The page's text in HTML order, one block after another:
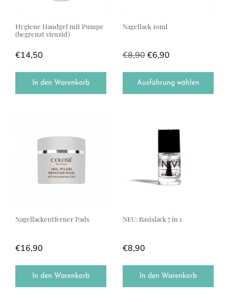
Hygiene Handgel mit Pumpe
(begrenzt viruzid)
€14,50
In den Warenkorb
Nagellack 10ml
€8,90 €6,90
Ausführung wählen
Nagellackentferner Pads
€16,90
In den Warenkorb
NEU: Basislack 7 in 1
€8,90
In den Warenkorb